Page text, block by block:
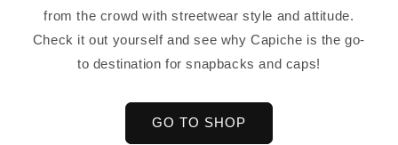
from the crowd with streetwear style and attitude.
Check it out yourself and see why Capiche is the go-
to destination for snapbacks and caps!
GO TO SHOP